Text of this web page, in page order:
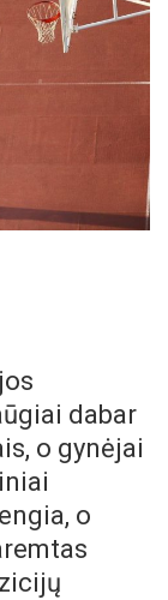
dabar
o gynėjai
o